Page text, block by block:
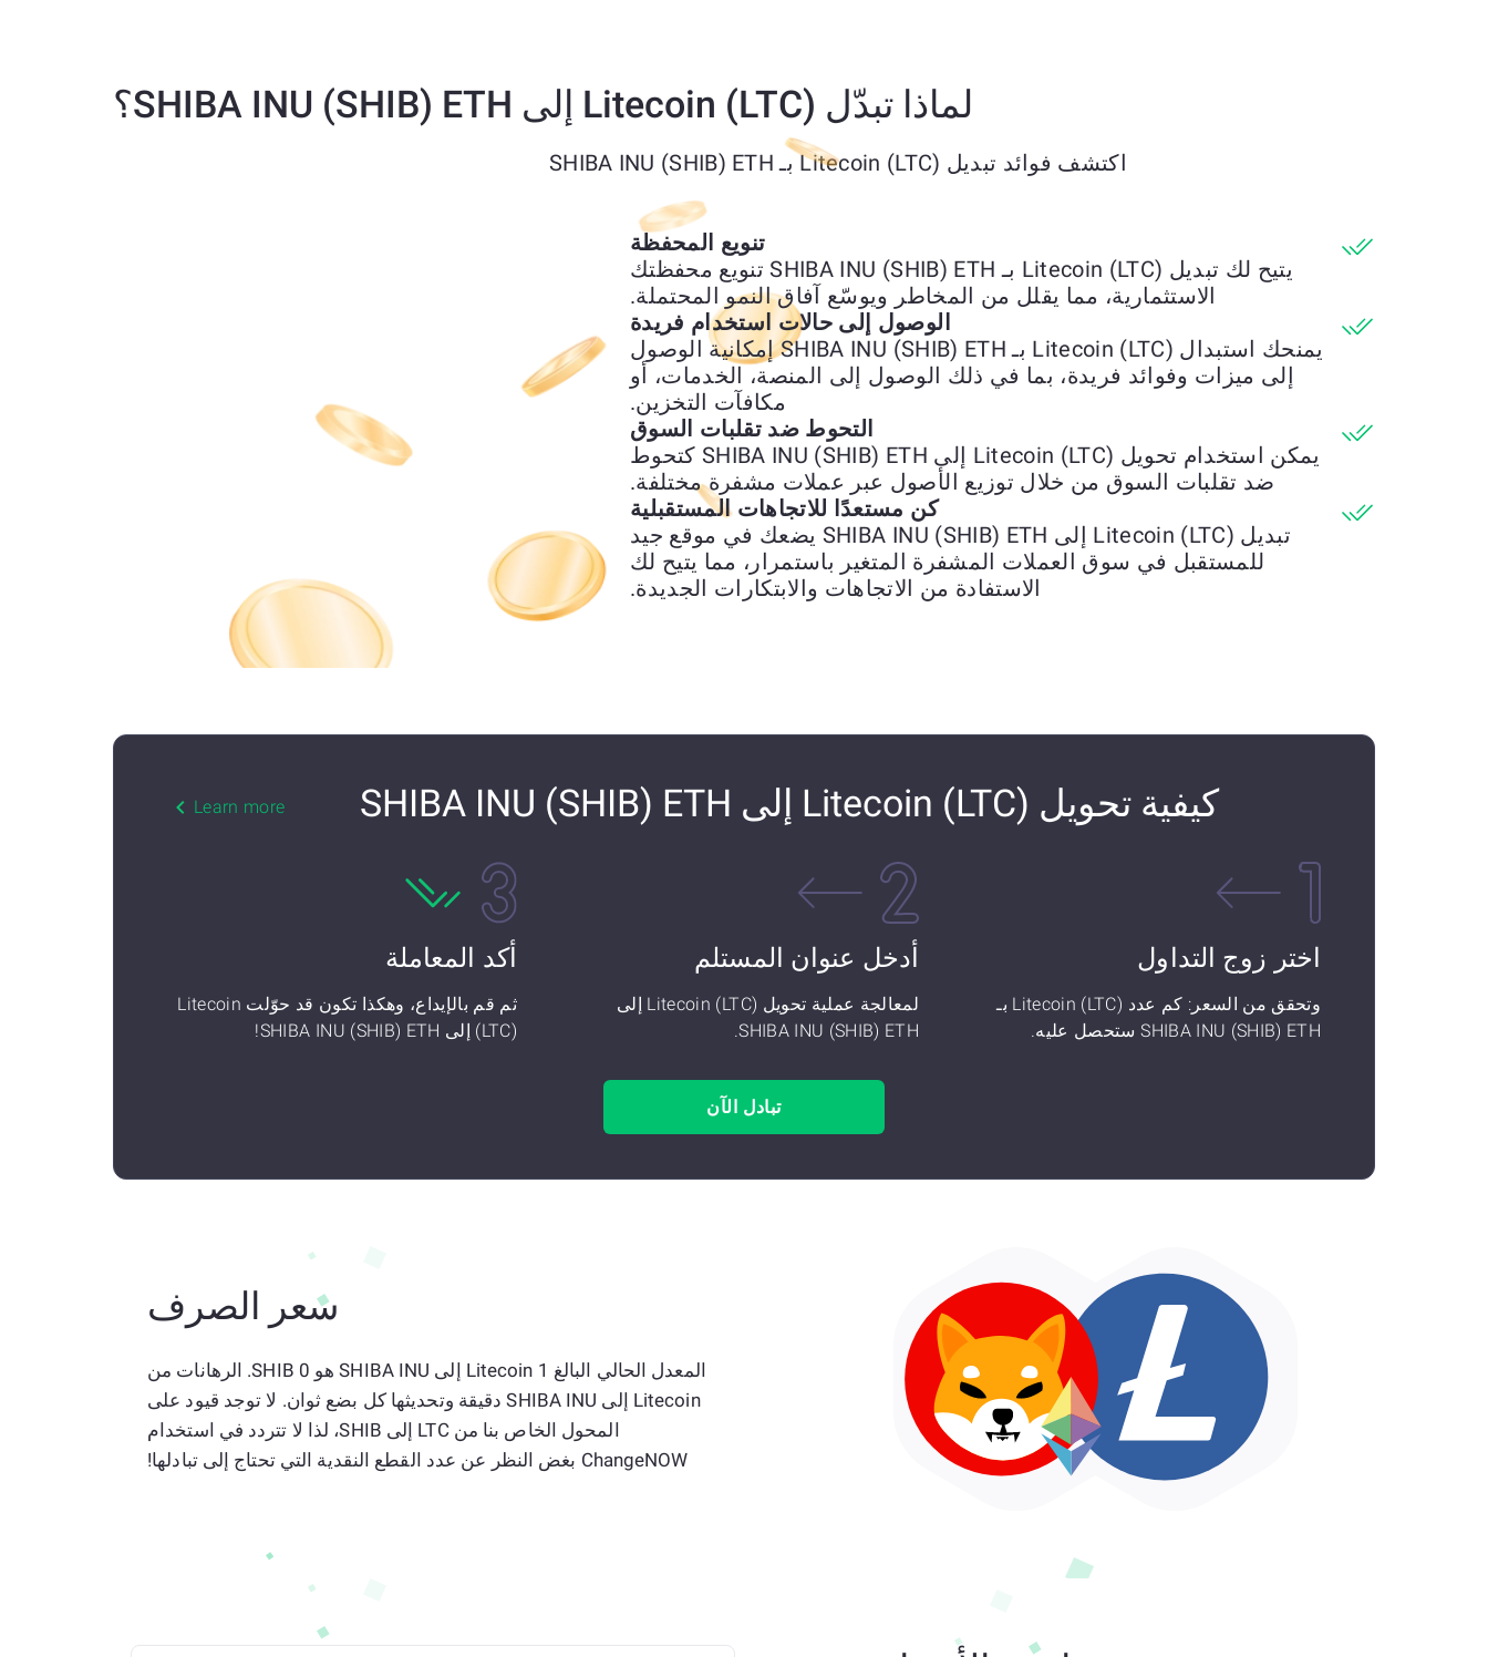
لماذا تبدّل Litecoin (LTC) إلى SHIBA INU (SHIB) ETH؟
اكتشف فوائد تبديل Litecoin (LTC) بـ SHIBA INU (SHIB) ETH
تنويع المحفظة
يتيح لك تبديل Litecoin (LTC) بـ SHIBA INU (SHIB) ETH تنويع محفظتك
الاستثمارية، مما يقلل من المخاطر ويوسّع آفاق النمو المحتملة.
الوصول إلى حالات استخدام فريدة
يمنحك استبدال Litecoin (LTC) بـ SHIBA INU (SHIB) ETH إمكانية الوصول
إلى ميزات وفوائد فريدة، بما في ذلك الوصول إلى المنصة، الخدمات، أو
مكافآت التخزين.
التحوط ضد تقلبات السوق
يمكن استخدام تحويل Litecoin (LTC) إلى SHIBA INU (SHIB) ETH كتحوط
ضد تقلبات السوق من خلال توزيع الأصول عبر عملات مشفرة مختلفة.
كن مستعدًا للاتجاهات المستقبلية
تبديل Litecoin (LTC) إلى SHIBA INU (SHIB) ETH يضعك في موقع جيد
للمستقبل في سوق العملات المشفرة المتغير باستمرار، مما يتيح لك
الاستفادة من الاتجاهات والابتكارات الجديدة.
كيفية تحويل Litecoin (LTC) إلى SHIBA INU (SHIB) ETH Learn more
اختر زوج التداول
وتحقق من السعر: كم عدد Litecoin (LTC) بـ
SHIBA INU (SHIB) ETH ستحصل عليه.
أدخل عنوان المستلم
لمعالجة عملية تحويل Litecoin (LTC) إلى
SHIBA INU (SHIB) ETH.
أكد المعاملة
ثم قم بالإيداع، وهكذا تكون قد حوّلت Litecoin
(LTC) إلى SHIBA INU (SHIB) ETH!
تبادل الآن
سعر الصرف
المعدل الحالي البالغ 1 Litecoin إلى SHIBA INU هو 0 SHIB. الرهانات من
Litecoin إلى SHIBA INU دقيقة وتحديثها كل بضع ثوان. لا توجد قيود على
المحول الخاص بنا من LTC إلى SHIB، لذا لا تتردد في استخدام
ChangeNOW بغض النظر عن عدد القطع النقدية التي تحتاج إلى تبادلها!